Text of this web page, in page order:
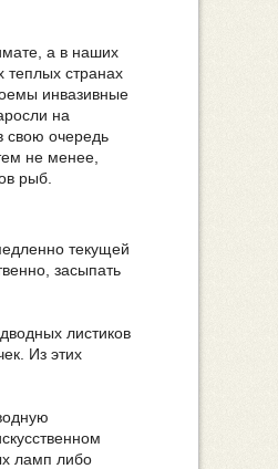
а в наших
теплых странах
инвазивные
на
свою очередь
не менее,
рыб.
текущей
засыпать
листиков
Из этих
ламп либо